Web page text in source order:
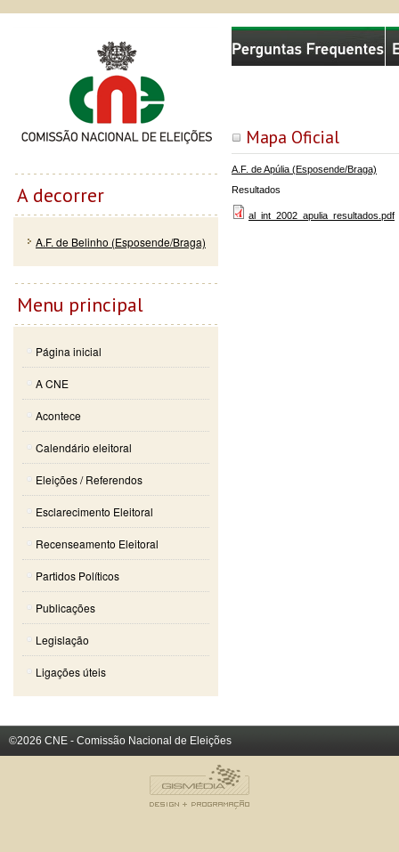
Mapa Oficial
A.F. de Apúlia (Esposende/Braga)
Resultados
al_int_2002_apulia_resultados.pdf
Comissão Nacional de Eleições
A decorrer
A.F. de Belinho (Esposende/Braga)
Menu principal
Página inicial
A CNE
Acontece
Calendário eleitoral
Eleições / Referendos
Esclarecimento Eleitoral
Recenseamento Eleitoral
Partidos Políticos
Publicações
Legislação
Ligações úteis
©2026 CNE - Comissão Nacional de Eleições